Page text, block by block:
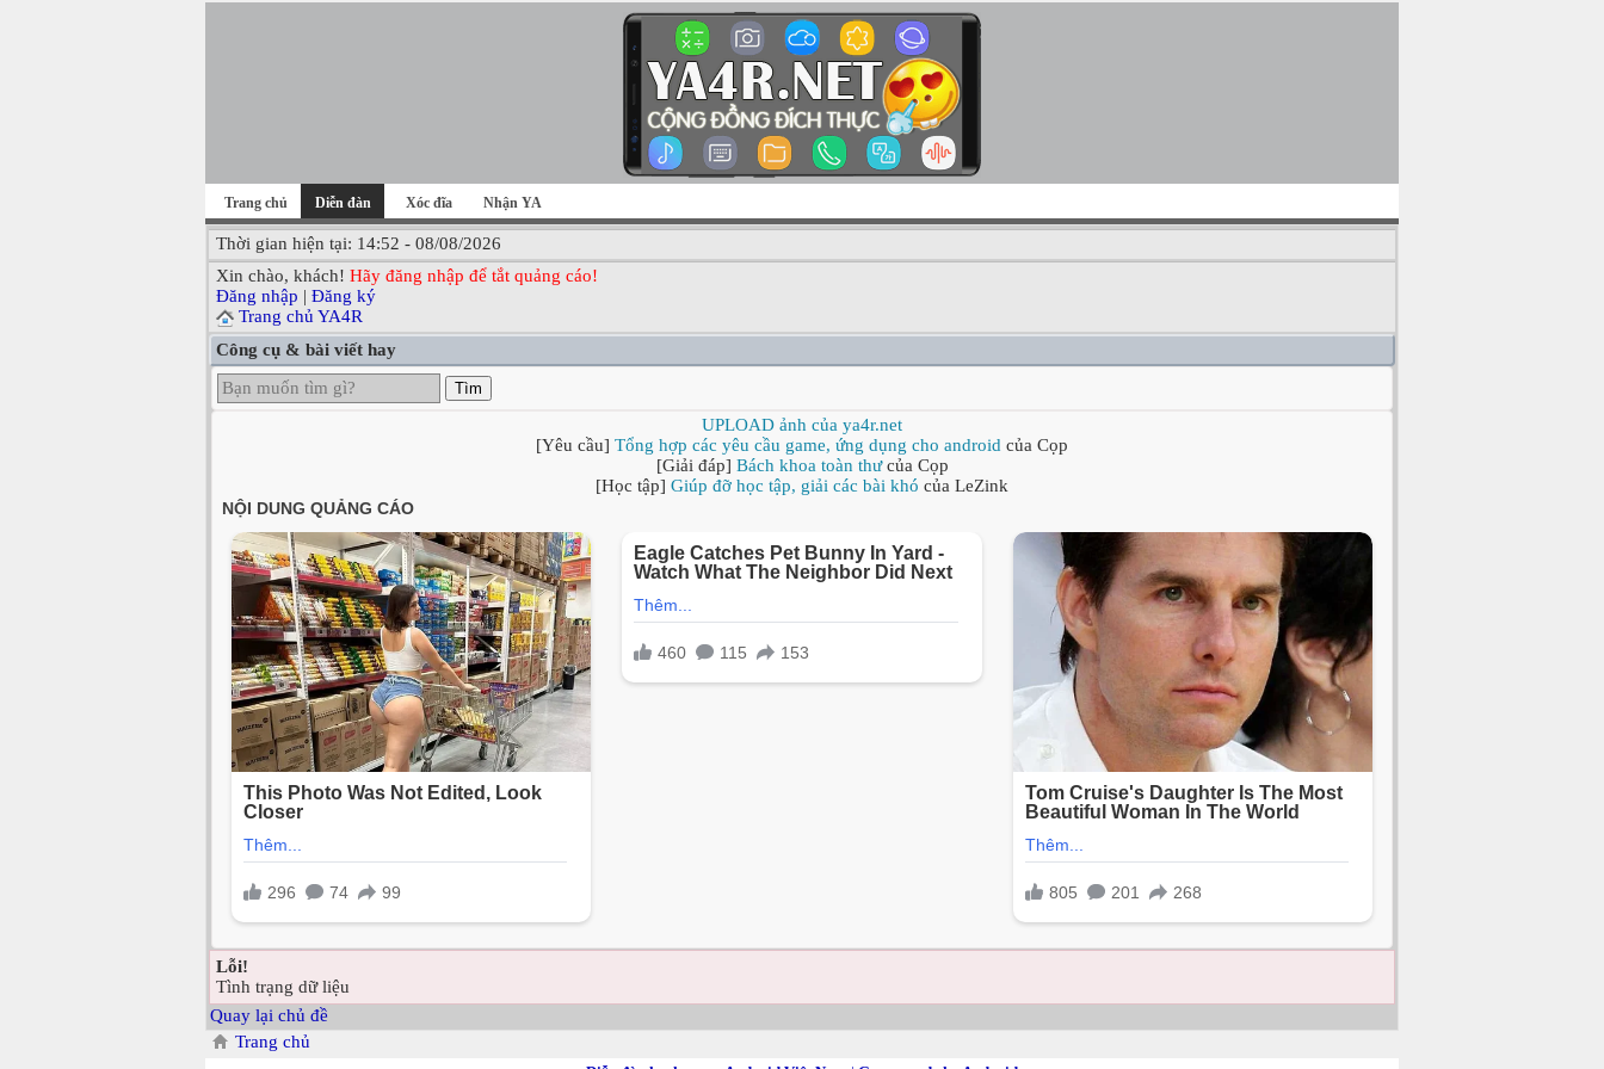
Trang chủ Diễn đàn Xóc đĩa Nhận YA
Thời gian hiện tại: 14:52 - 08/08/2026
Xin chào, khách! Hãy đăng nhập để tắt quảng cáo!
Đăng nhập | Đăng ký
Trang chủ YA4R
Công cụ & bài viết hay
Tìm
UPLOAD ảnh của ya4r.net
[Yêu cầu] Tổng hợp các yêu cầu game, ứng dụng cho android của Cọp
[Giải đáp] Bách khoa toàn thưcủa Cọp
[Học tập] Giúp đỡ học tập, giải các bài khó của LeZink
Lỗi!
Tình trạng dữ liệu
Quay lại chủ đề
Trang chủ